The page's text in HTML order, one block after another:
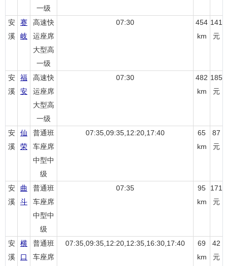
一级
安
溪
赛
岐
高速快
运座席
大型高
一级
07:30
454
km
141
元
安
溪
福
安
高速快
运座席
大型高
一级
07:30
482
km
185
元
安
溪
仙
荣
普通班
车座席
中型中
级
07:35,09:35,12:20,17:40
65
km
87
元
安
溪
曲
斗
普通班
车座席
中型中
级
07:35
95
km
171
元
安
溪
横
口
普通班
车座席
07:35,09:35,12:20,12:35,16:30,17:40
69
km
42
元